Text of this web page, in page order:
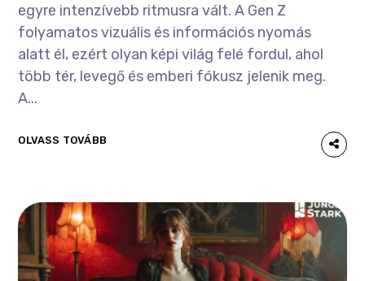
egyre intenzívebb ritmusra vált. A Gen Z
folyamatos vizuális és információs nyomás
alatt él, ezért olyan képi világ felé fordul, ahol
több tér, levegő és emberi fókusz jelenik meg.
A...
OLVASS TOVÁBB